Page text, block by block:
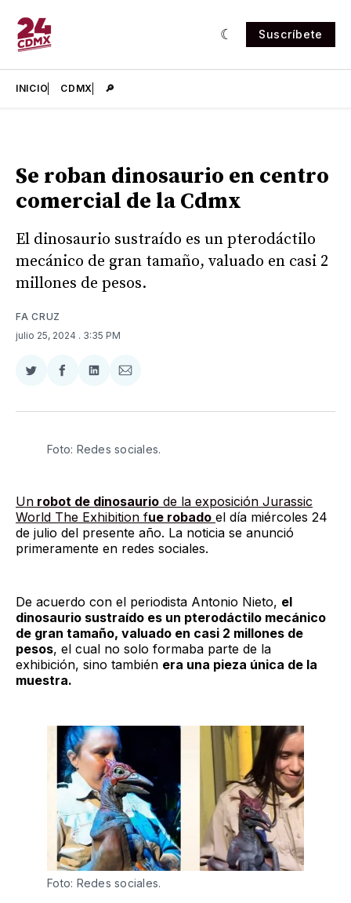
Suscríbete
INICIO CDMX 🔎
Se roban dinosaurio en centro
comercial de la Cdmx
El dinosaurio sustraído es un pterodáctilo
mecánico de gran tamaño, valuado en casi 2
millones de pesos.
FA CRUZ
julio 25, 2024 . 3:35 PM
Compartir
Twitter
Compartir
Facebook
Compartir
LinkedIn
Compartir
Email
Foto: Redes sociales.
Un robot de dinosaurio de la exposición Jurassic
World The Exhibition fue robado el día miércoles 24
de julio del presente año. La noticia se anunció
primeramente en redes sociales.
De acuerdo con el periodista Antonio Nieto, el
dinosaurio sustraído es un pterodáctilo mecánico
de gran tamaño, valuado en casi 2 millones de
pesos, el cual no solo formaba parte de la
exhibición, sino también era una pieza única de la
muestra.
Foto: Redes sociales.